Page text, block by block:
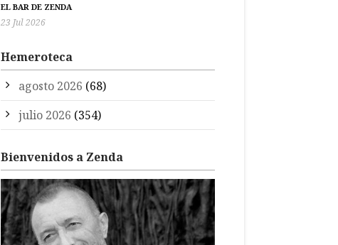
EL BAR DE ZENDA
23 Jul 2026
Hemeroteca
agosto 2026 (68)
julio 2026 (354)
Bienvenidos a Zenda